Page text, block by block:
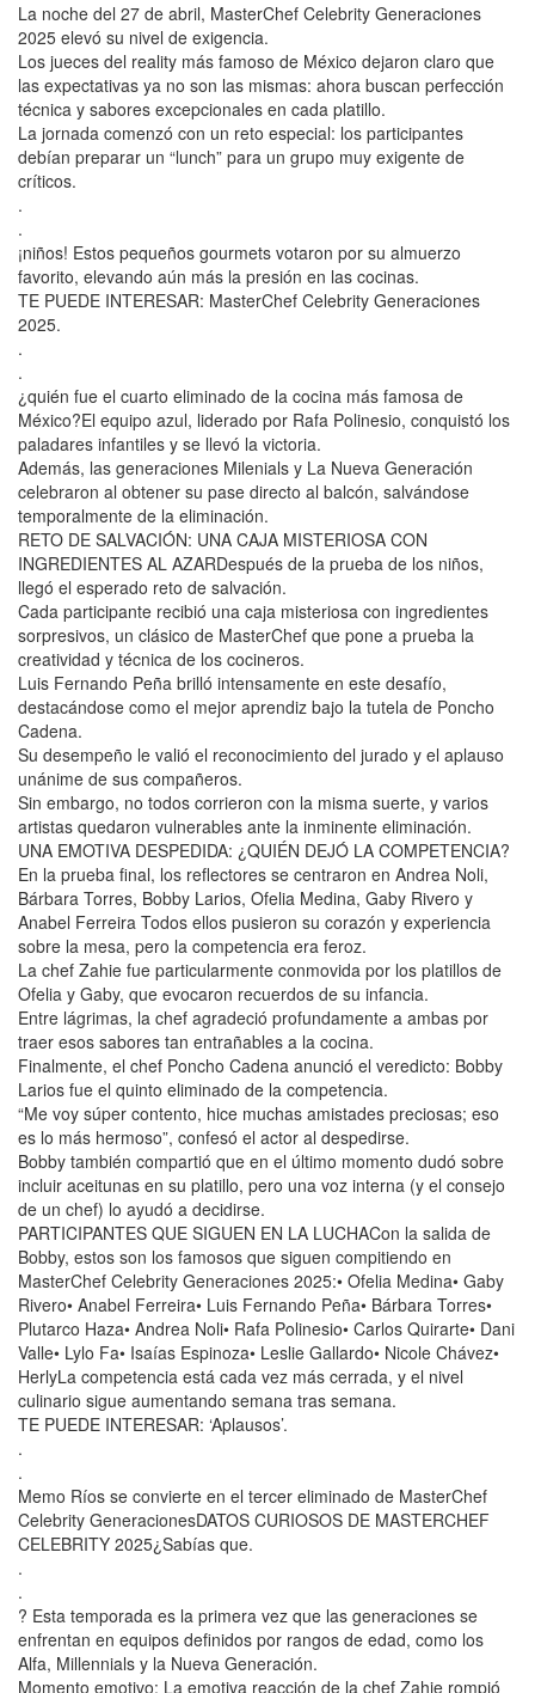
La noche del 27 de abril, MasterChef Celebrity Generaciones
2025 elevó su nivel de exigencia.
Los jueces del reality más famoso de México dejaron claro que
las expectativas ya no son las mismas: ahora buscan perfección
técnica y sabores excepcionales en cada platillo.
La jornada comenzó con un reto especial: los participantes
debían preparar un “lunch” para un grupo muy exigente de
críticos.
.
.
¡niños! Estos pequeños gourmets votaron por su almuerzo
favorito, elevando aún más la presión en las cocinas.
TE PUEDE INTERESAR: MasterChef Celebrity Generaciones
2025.
.
.
¿quién fue el cuarto eliminado de la cocina más famosa de
México?El equipo azul, liderado por Rafa Polinesio, conquistó los
paladares infantiles y se llevó la victoria.
Además, las generaciones Milenials y La Nueva Generación
celebraron al obtener su pase directo al balcón, salvándose
temporalmente de la eliminación.
RETO DE SALVACIÓN: UNA CAJA MISTERIOSA CON
INGREDIENTES AL AZARDespués de la prueba de los niños,
llegó el esperado reto de salvación.
Cada participante recibió una caja misteriosa con ingredientes
sorpresivos, un clásico de MasterChef que pone a prueba la
creatividad y técnica de los cocineros.
Luis Fernando Peña brilló intensamente en este desafío,
destacándose como el mejor aprendiz bajo la tutela de Poncho
Cadena.
Su desempeño le valió el reconocimiento del jurado y el aplauso
unánime de sus compañeros.
Sin embargo, no todos corrieron con la misma suerte, y varios
artistas quedaron vulnerables ante la inminente eliminación.
UNA EMOTIVA DESPEDIDA: ¿QUIÉN DEJÓ LA COMPETENCIA?
En la prueba final, los reflectores se centraron en Andrea Noli,
Bárbara Torres, Bobby Larios, Ofelia Medina, Gaby Rivero y
Anabel Ferreira Todos ellos pusieron su corazón y experiencia
sobre la mesa, pero la competencia era feroz.
La chef Zahie fue particularmente conmovida por los platillos de
Ofelia y Gaby, que evocaron recuerdos de su infancia.
Entre lágrimas, la chef agradeció profundamente a ambas por
traer esos sabores tan entrañables a la cocina.
Finalmente, el chef Poncho Cadena anunció el veredicto: Bobby
Larios fue el quinto eliminado de la competencia.
“Me voy súper contento, hice muchas amistades preciosas; eso
es lo más hermoso”, confesó el actor al despedirse.
Bobby también compartió que en el último momento dudó sobre
incluir aceitunas en su platillo, pero una voz interna (y el consejo
de un chef) lo ayudó a decidirse.
PARTICIPANTES QUE SIGUEN EN LA LUCHACon la salida de
Bobby, estos son los famosos que siguen compitiendo en
MasterChef Celebrity Generaciones 2025:• Ofelia Medina• Gaby
Rivero• Anabel Ferreira• Luis Fernando Peña• Bárbara Torres•
Plutarco Haza• Andrea Noli• Rafa Polinesio• Carlos Quirarte• Dani
Valle• Lylo Fa• Isaías Espinoza• Leslie Gallardo• Nicole Chávez•
HerlyLa competencia está cada vez más cerrada, y el nivel
culinario sigue aumentando semana tras semana.
TE PUEDE INTERESAR: ‘Aplausos’.
.
.
Memo Ríos se convierte en el tercer eliminado de MasterChef
Celebrity GeneracionesDATOS CURIOSOS DE MASTERCHEF
CELEBRITY 2025¿Sabías que.
.
.
? Esta temporada es la primera vez que las generaciones se
enfrentan en equipos definidos por rangos de edad, como los
Alfa, Millennials y la Nueva Generación.
Momento emotivo: La emotiva reacción de la chef Zahie rompió